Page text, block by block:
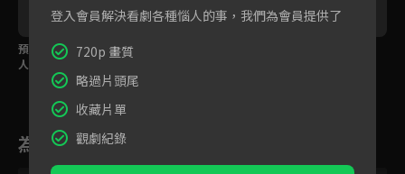
預告：當你的男友是超
人氣愛豆？
為您推薦
登入會員解決看劇各種惱人的事，我們為會員提供了
720p 畫質
略過片頭尾
收藏片單
觀劇紀錄